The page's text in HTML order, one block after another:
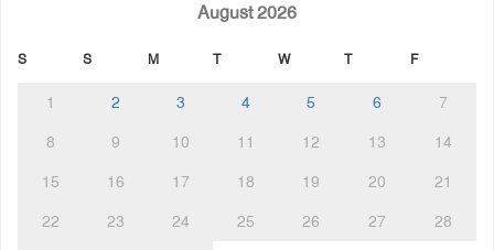
August 2026
S S M T W T F
1 2 3 4 5 6
7
8
9 10 11 12 13
14
15
16 17 18 19 20
21
22
23 24 25 26 27
28